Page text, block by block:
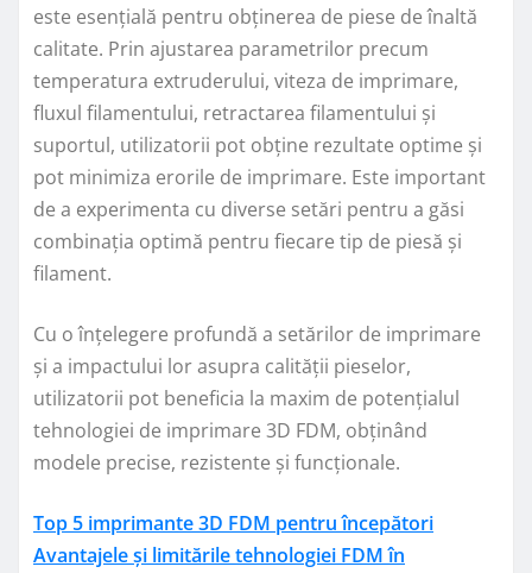
este esențială pentru obținerea de piese de înaltă
calitate. Prin ajustarea parametrilor precum
temperatura extruderului, viteza de imprimare,
fluxul filamentului, retractarea filamentului și
suportul, utilizatorii pot obține rezultate optime și
pot minimiza erorile de imprimare. Este important
de a experimenta cu diverse setări pentru a găsi
combinația optimă pentru fiecare tip de piesă și
filament.
Cu o înțelegere profundă a setărilor de imprimare
și a impactului lor asupra calității pieselor,
utilizatorii pot beneficia la maxim de potențialul
tehnologiei de imprimare 3D FDM, obținând
modele precise, rezistente și funcționale.
Top 5 imprimante 3D FDM pentru începători
Avantajele și limitările tehnologiei FDM în